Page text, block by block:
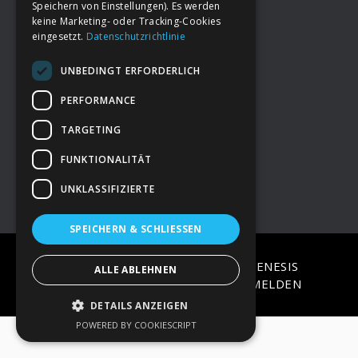
FooterDeine Spende
→ Impressum
→Kontakt zum PAO Team
COPYRIGHT © 2026 · ON
GENESIS
FRAMEWORK·WORDPRESS·ANMELDEN
Speichern von Einstellungen). Es werden
keine Marketing- oder Tracking-Cookies
eingesetzt. Datenschutzrichtlinie
UNBEDINGT ERFORDERLICH
PERFORMANCE
TARGETING
FUNKTIONALITÄT
UNKLASSIFIZIERTE
SPEICHERN & SCHLIESSEN
ALLE ABLEHNEN
DETAILS ANZEIGEN
POWERED BY COOKIESCRIPT